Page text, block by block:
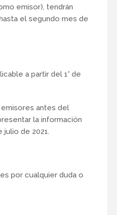
emisor), tendrán
el segundo mes de
a partir del 1° de
antes del
la información
julio de 2021.
por cualquier duda o